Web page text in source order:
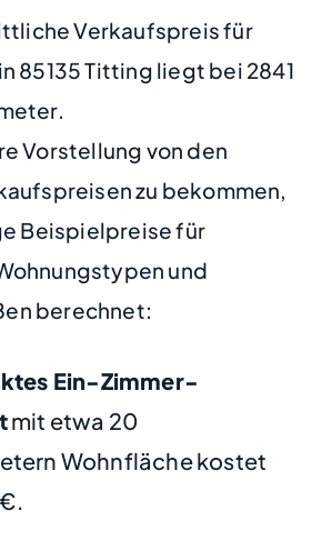
Verkaufspreis für
85135 Titting liegt bei 2841
Vorstellung von den
zu bekommen,
Beispielpreise für
und
berechnet:
Ein-Zimmer-
mit etwa 20
Wohnfläche kostet